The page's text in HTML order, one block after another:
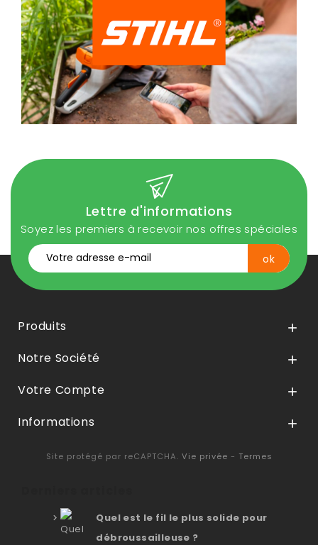
Lettre d'informations
Soyez les premiers à recevoir nos offres spéciales
Produits 
Notre Société 
Votre Compte 
Informations 
Site protégé par reCAPTCHA. Vie privée - Termes
Quel est le fil le plus solide pour
débroussailleuse ?